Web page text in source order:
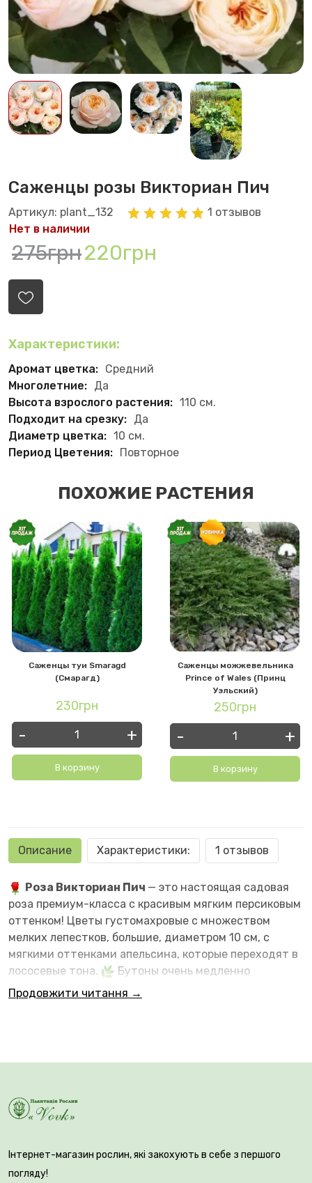
Саженцы розы Викториан Пич
Артикул: plant_132
1 отзывов
Нет в наличии
275грн220грн
Характеристики:
Аромат цветка: Средний
Многолетние: Да
Высота взрослого растения: 110 см.
Подходит на срезку: Да
Диаметр цветка: 10 см.
Период Цветения:
Повторное
ПОХОЖИЕ РАСТЕНИЯ
Саженцы туи Smaragd
(Смарагд)
230грн
- +
В корзину
Саженцы можжевельника
Prince of Wales (Принц
Уэльский)
250грн
- +
В корзину
Описание Характеристики: 1 отзывов
Роза Викториан Пич — это настоящая садовая
роза премиум-класса с красивым мягким персиковым
оттенком! Цветы густомахровые с множеством
мелких лепестков, большие, диаметром 10 см, с
мягкими оттенками апельсина, которые переходят в
лососевые тона.
Бутоны очень медленно
раскрываются в чашевидные, густомахровые,
блестящие. Высокая устойчивость к заболеваниям.
Морозостойкий и неприхотливый куст.
Продовжити читання →
Інтернет-магазин рослин, які закохують в себе з першого
погляду!